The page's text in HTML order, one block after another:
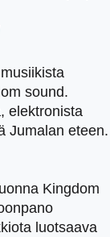
sound.
elektronista
Jumalan eteen.
Kingdom
luotsaava